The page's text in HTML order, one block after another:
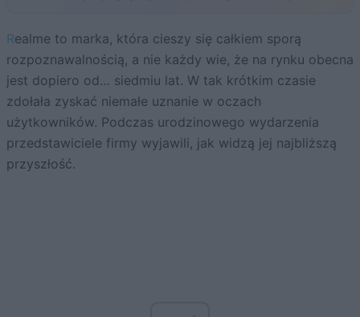
Realme to marka, która cieszy się całkiem sporą
rozpoznawalnością, a nie każdy wie, że na rynku obecna
jest dopiero od… siedmiu lat. W tak krótkim czasie
zdołała zyskać niemałe uznanie w oczach
użytkowników. Podczas urodzinowego wydarzenia
przedstawiciele firmy wyjawili, jak widzą jej najbliższą
przyszłość.